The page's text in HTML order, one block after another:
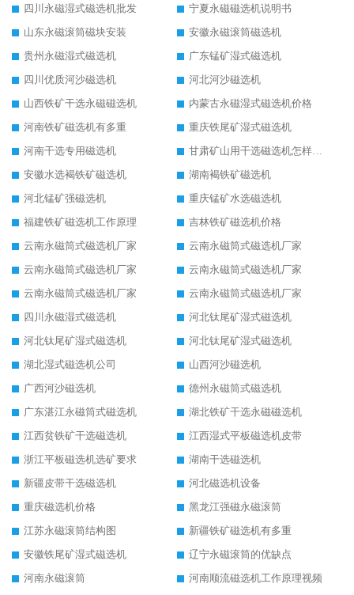
四川永磁湿式磁选机批发
宁夏永磁磁选机说明书
山东永磁滚筒磁块安装
安徽永磁滚筒磁选机
贵州永磁湿式磁选机
广东锰矿湿式磁选机
四川优质河沙磁选机
河北河沙磁选机
山西铁矿干选永磁磁选机
内蒙古永磁湿式磁选机价格
河南铁矿磁选机有多重
重庆铁尾矿湿式磁选机
河南干选专用磁选机
甘肃矿山用干选磁选机怎样调磁
安徽水选褐铁矿磁选机
湖南褐铁矿磁选机
河北锰矿强磁选机
重庆锰矿水选磁选机
福建铁矿磁选机工作原理
吉林铁矿磁选机价格
云南永磁筒式磁选机厂家
云南永磁筒式磁选机厂家
云南永磁筒式磁选机厂家
云南永磁筒式磁选机厂家
云南永磁筒式磁选机厂家
云南永磁筒式磁选机厂家
四川永磁湿式磁选机
河北钛尾矿湿式磁选机
河北钛尾矿湿式磁选机
河北钛尾矿湿式磁选机
湖北湿式磁选机公司
山西河沙磁选机
广西河沙磁选机
德州永磁筒式磁选机
广东湛江永磁筒式磁选机
湖北铁矿干选永磁磁选机
江西贫铁矿干选磁选机
江西湿式平板磁选机皮带
浙江平板磁选机选矿要求
湖南干选磁选机
新疆皮带干选磁选机
河北磁选机设备
重庆磁选机价格
黑龙江强磁永磁滚筒
江苏永磁滚筒结构图
新疆铁矿磁选机有多重
安徽铁尾矿湿式磁选机
辽宁永磁滚筒的优缺点
河南永磁滚筒
河南顺流磁选机工作原理视频